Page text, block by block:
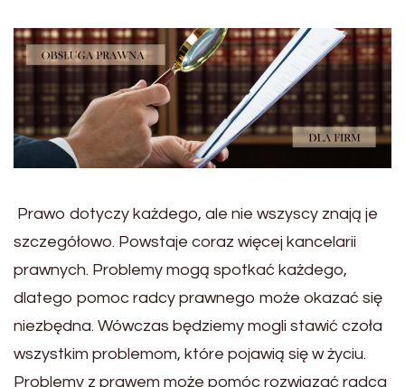
Prawo dotyczy każdego, ale nie wszyscy znają je
szczegółowo. Powstaje coraz więcej kancelarii
prawnych. Problemy mogą spotkać każdego,
dlatego pomoc radcy prawnego może okazać się
niezbędna. Wówczas będziemy mogli stawić czoła
wszystkim problemom, które pojawią się w życiu.
Problemy z prawem może pomóc rozwiązać radca